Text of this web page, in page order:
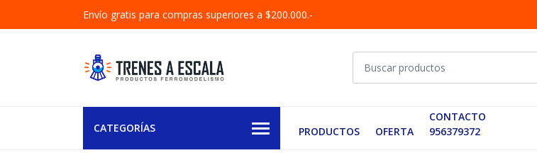
Envío gratis para compras superiores a $200.000.-
CATEGORÍAS PRODUCTOS OFERTA
CONTACTO
956379372